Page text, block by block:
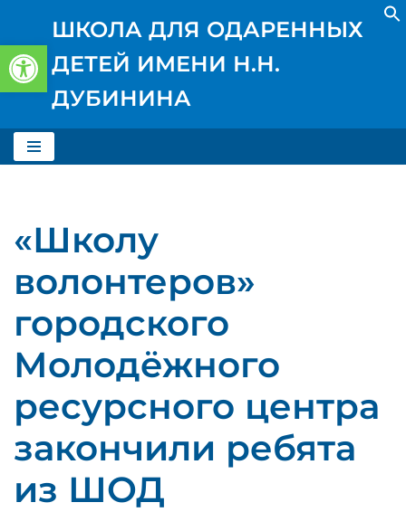
Открыть панель инструментов
Перейти
к
содержимому
ШКОЛА ДЛЯ ОДАРЕННЫХ
ДЕТЕЙ ИМЕНИ Н.Н.
ДУБИНИНА
«Школу
волонтеров»
городского
Молодёжного
ресурсного центра
закончили ребята
из ШОД